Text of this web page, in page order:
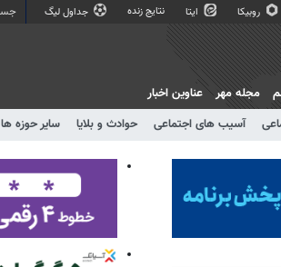
روبیکا ایتا نتایج زنده جداول لیگ
آسیب های اجتماعی حوادث و بلایا سایر حوزه ها
مجله مهر عناوین اخبار